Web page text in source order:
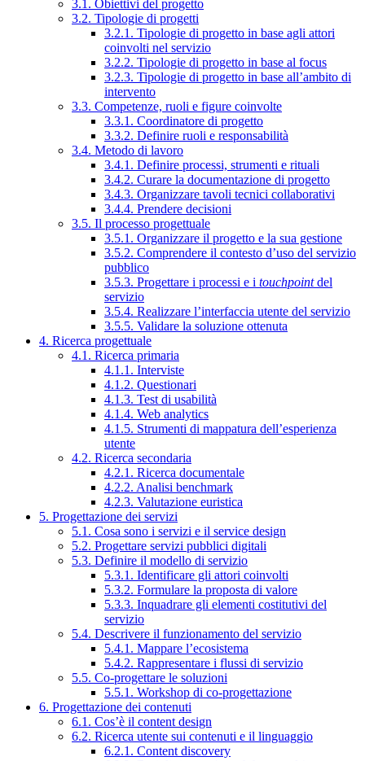
3.1. Obiettivi del progetto
3.2. Tipologie di progetti
3.2.1. Tipologie di progetto in base agli attori
coinvolti nel servizio
3.2.2. Tipologie di progetto in base al focus
3.2.3. Tipologie di progetto in base all’ambito di
intervento
3.3. Competenze, ruoli e figure coinvolte
3.3.1. Coordinatore di progetto
3.3.2. Definire ruoli e responsabilità
3.4. Metodo di lavoro
3.4.1. Definire processi, strumenti e rituali
3.4.2. Curare la documentazione di progetto
3.4.3. Organizzare tavoli tecnici collaborativi
3.4.4. Prendere decisioni
3.5. Il processo progettuale
3.5.1. Organizzare il progetto e la sua gestione
3.5.2. Comprendere il contesto d’uso del servizio
pubblico
3.5.3. Progettare i processi e i touchpointdel
servizio
3.5.4. Realizzare l’interfaccia utente del servizio
3.5.5. Validare la soluzione ottenuta
4. Ricerca progettuale
4.1. Ricerca primaria
4.1.1. Interviste
4.1.2. Questionari
4.1.3. Test di usabilità
4.1.4. Web analytics
4.1.5. Strumenti di mappatura dell’esperienza
utente
4.2. Ricerca secondaria
4.2.1. Ricerca documentale
4.2.2. Analisi benchmark
4.2.3. Valutazione euristica
5. Progettazione dei servizi
5.1. Cosa sono i servizi e il service design
5.2. Progettare servizi pubblici digitali
5.3. Definire il modello di servizio
5.3.1. Identificare gli attori coinvolti
5.3.2. Formulare la proposta di valore
5.3.3. Inquadrare gli elementi costitutivi del
servizio
5.4. Descrivere il funzionamento del servizio
5.4.1. Mappare l’ecosistema
5.4.2. Rappresentare i flussi di servizio
5.5. Co-progettare le soluzioni
5.5.1. Workshop di co-progettazione
6. Progettazione dei contenuti
6.1. Cos’è il content design
6.2. Ricerca utente sui contenuti e il linguaggio
6.2.1. Content discovery